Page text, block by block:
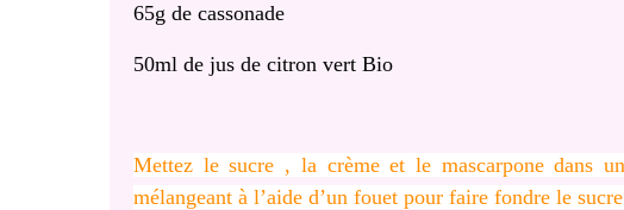
65g de cassonade
50ml de jus de citron vert Bio
Mettez le sucre , la crème et le mascarpone dans
mélangeant à l’aide d’un fouet pour faire fondre le